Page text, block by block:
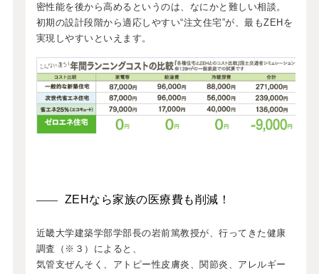
密性能を後から高めるというのは、なにかと難しい相談。
初期の設計段階から適応しやすい“注文住宅”が、最もZEHを
実現しやすいといえます。
ZEHなら家族の医療費も削減！
近畿大学建築学部学部長の岩前篤教授が、行ってきた健康
調査（※３）によると、
気管支ぜんそく、アトピー性皮膚炎、関節炎、アレルギー